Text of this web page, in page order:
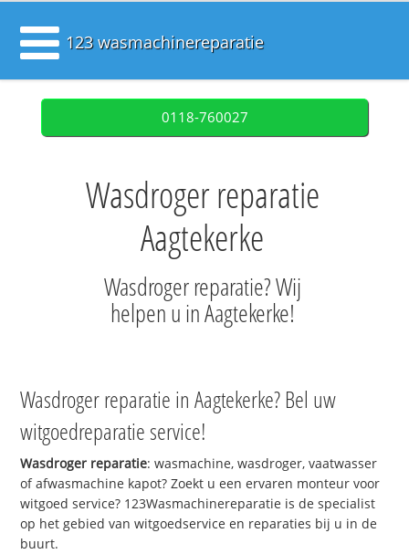
123 wasmachinereparatie
0118-760027
Wasdroger reparatie
Aagtekerke
Wasdroger reparatie? Wij
helpen u in Aagtekerke!
Wasdroger reparatie in Aagtekerke? Bel uw
witgoedreparatie service!
Wasdroger reparatie: wasmachine, wasdroger, vaatwasser
of afwasmachine kapot? Zoekt u een ervaren monteur voor
witgoed service? 123Wasmachinereparatie is de specialist
op het gebied van witgoedservice en reparaties bij u in de
buurt.